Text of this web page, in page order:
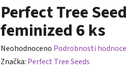
Perfect Tree
feminized 6 ks
Průměrné
hodnocení
Neohodnoceno Podrobnosti
Značka: Perfect Tree Seeds